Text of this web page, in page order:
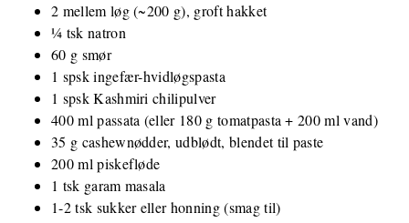
2 mellem løg (~200 g), groft hakket
¼ tsk natron
60 g smør
1 spsk ingefær-hvidløgspasta
1 spsk Kashmiri chilipulver
400 ml passata (eller 180 g tomatpasta + 200 ml vand)
35 g cashewnødder, udblødt, blendet til paste
200 ml piskefløde
1 tsk garam masala
1-2 tsk sukker eller honning (smag til)